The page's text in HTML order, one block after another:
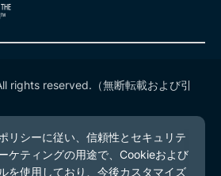
rights reserved.（無断転載および引